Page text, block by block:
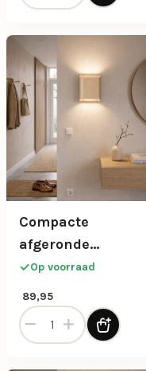
Compacte
afgeronde
wandlamp 2-lichts
in beige (zand)
Op voorraad
89,95
Compacte